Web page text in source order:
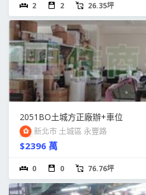
2 2 26.35坪
2051BO土城方正廠辦+車位
新北市 土城區 永豐路
$2396 萬
0 0 76.76坪